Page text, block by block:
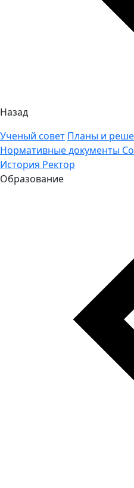
Назад
Ученый совет Планы и
Нормативные документы
История Ректор
Образование